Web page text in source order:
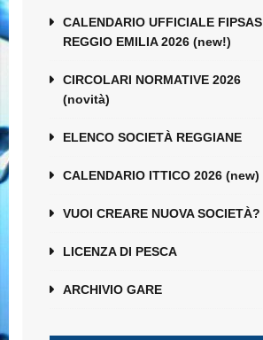
CALENDARIO UFFICIALE FIPSAS
REGGIO EMILIA 2026 (new!)
CIRCOLARI NORMATIVE 2026
(novità)
ELENCO SOCIETÀ REGGIANE
CALENDARIO ITTICO 2026 (new)
VUOI CREARE NUOVA SOCIETÀ?
LICENZA DI PESCA
ARCHIVIO GARE